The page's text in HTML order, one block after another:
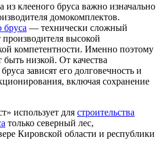
из клееного бруса важно изначально
домокомплектов.
бруса — технически сложный
высокой
компетентности. Именно поэтому
низкой. От качества
зависят его долговечность и
включая сохранение
использует для строительства
только северный лес,
Кировской области и республики